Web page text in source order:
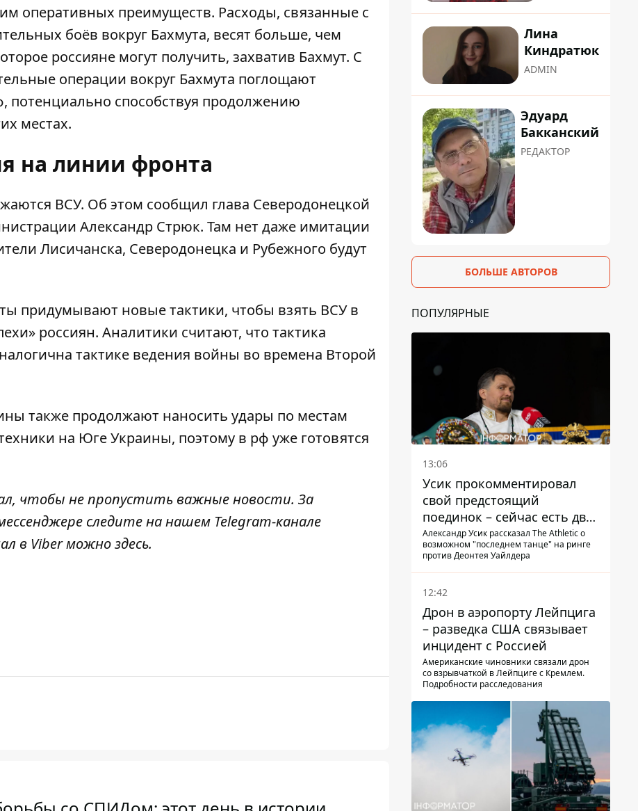
оперативных преимуществ. Расходы, связанные с
боёв вокруг Бахмута, весят больше, чем
россияне могут получить, захватив Бахмут. С
операции вокруг Бахмута поглощают
способствуя продолжению
местах.
на линии фронта
ВСУ. Об этом сообщил глава Северодонецкой
Александр Стрюк. Там нет даже имитации
Лисичанска, Северодонецка и Рубежного будут
придумывают новые тактики, чтобы взять ВСУ в
россиян. Аналитики считают, что тактика
тактике ведения войны во времена Второй
также продолжают наносить удары по местам
на Юге Украины, поэтому в рф уже готовятся
, чтобы не пропустить важные новости. За
следите на нашем Telegram-канале
в Viber можноздесь.
Лина
Киндратюк
ADMIN
Эдуард
Бакканский
РЕДАКТОР
БОЛЬШЕ АВТОРОВ
ПОПУЛЯРНЫЕ
13:06
Усик прокомментировал
свой предстоящий
поединок – сейчас есть два
варианта
Александр Усик рассказал The Athletic о
возможном "последнем танце" на ринге
против Деонтея Уайлдера
12:42
Дрон в аэропорту Лейпцига
– разведка США связывает
инцидент с Россией
Американские чиновники связали дрон
со взрывчаткой в ​​Лейпциге с Кремлем.
Подробности расследования